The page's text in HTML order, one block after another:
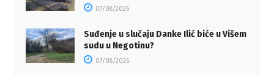
07/08/2026
Suđenje u slučaju Danke Ilić biće u Višem
sudu u Negotinu?
07/08/2026